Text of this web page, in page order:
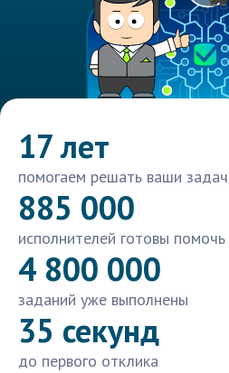
17 лет
помогаем решать ваши
885 000
исполнителей готовы помочь
4 800 000
заданий уже выполнены
35 секунд
до первого отклика